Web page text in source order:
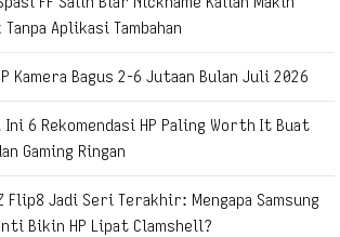
Aplikasi Tambahan
Kamera Bagus 2-6 Jutaan Bulan Juli 2026
Ini 6 Rekomendasi HP Paling Worth It Buat
Gaming Ringan
Flip8 Jadi Seri Terakhir: Mengapa Samsung
Bikin HP Lipat Clamshell?